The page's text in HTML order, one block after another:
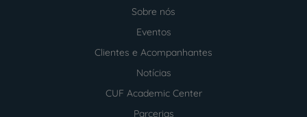
Sobre nós
Eventos
Clientes e Acompanhantes
Notícias
CUF Academic Center
Parcerias